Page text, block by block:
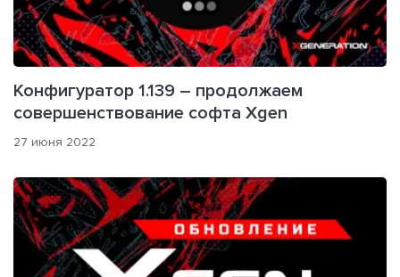
Конфигуратор 1.139 – продолжаем
совершенствование софта Xgen
27 июня 2022